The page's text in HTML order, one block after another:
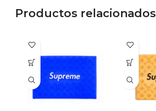
Productos relacionados
Este
producto
tiene
múltiples
variantes.
Este
producto
tiene
múltiples
variantes.